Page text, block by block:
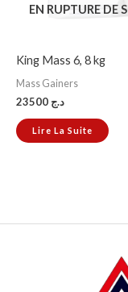
EN RUPTURE DE
King Mass 6, 8 kg
Mass Gainers
د.ج
Lire La Suite